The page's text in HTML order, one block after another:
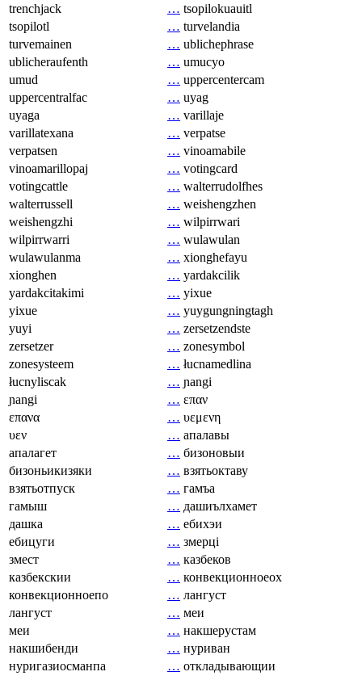
trenchjack
… tsopilokuauitl
tsopilotl
… turvelandia
turvemainen
… ublichephrase
ublicheraufenth
… umucyo
umud
… uppercentercam
uppercentralfac
… uyag
uyaga
… varillaje
varillatexana
… verpatse
verpatsen
… vinoamabile
vinoamarillopaj
… votingcard
votingcattle
… walterrudolfhes
walterrussell
… weishengzhen
weishengzhi
… wilpirrwari
wilpirrwarri
… wulawulan
wulawulanma
… xionghefayu
xionghen
… yardakcilik
yardakcitakimi
… yixue
yixue
… yuygungningtagh
yuyi
… zersetzendste
zersetzer
… zonesymbol
zonesysteem
… łucnamedlina
łucnyliscak
… ɲangi
ɲangi
… επαν
επανα
… υεμενη
υεν
… апалавы
апалагет
… бизоновыи
бизоньикизяки
… взятьоктаву
взятьотпуск
… гамъа
гамыш
… дашиълхамет
дашка
… ебихэи
ебицуги
… змерці
змест
… казбеков
казбекскии
… конвекционноеох
конвекционноепо
… лангуст
лангуст
… меи
меи
… накшерустам
накшибенди
… нуриван
нуригазиосманпа
… откладывающии